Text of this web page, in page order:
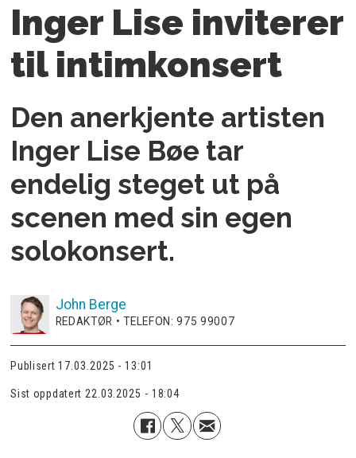
Inger Lise inviterer
til intimkonsert
Den anerkjente artisten
Inger Lise Bøe tar
endelig steget ut på
scenen med sin egen
solokonsert.
John Berge
REDAKTØR • TELEFON: 975 99007
Publisert 17.03.2025 - 13:01
Sist oppdatert 22.03.2025 - 18:04